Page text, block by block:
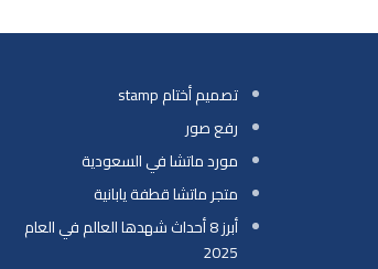
تصميم أختام stamp
رفع صور
مورد ماتشا في السعودية
متجر ماتشا قطفة يابانية
أبرز 8 أحداث شهدها العالم في العام
2025